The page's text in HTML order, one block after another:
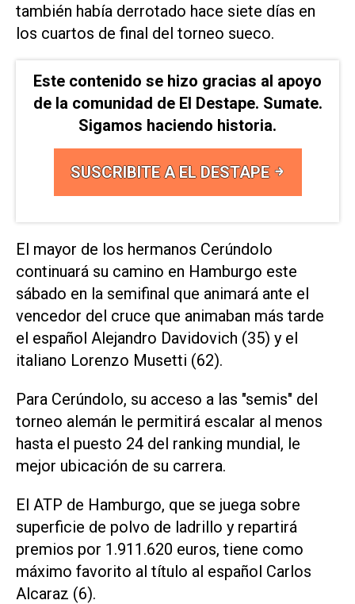
también había derrotado hace siete días en
los cuartos de final del torneo sueco.
Este contenido se hizo gracias al apoyo
de la comunidad de El Destape. Sumate.
Sigamos haciendo historia.
SUSCRIBITE A EL DESTAPE
El mayor de los hermanos Cerúndolo
continuará su camino en Hamburgo este
sábado en la semifinal que animará ante el
vencedor del cruce que animaban más tarde
el español Alejandro Davidovich (35) y el
italiano Lorenzo Musetti (62).
Para Cerúndolo, su acceso a las "semis" del
torneo alemán le permitirá escalar al menos
hasta el puesto 24 del ranking mundial, le
mejor ubicación de su carrera.
El ATP de Hamburgo, que se juega sobre
superficie de polvo de ladrillo y repartirá
premios por 1.911.620 euros, tiene como
máximo favorito al título al español Carlos
Alcaraz (6).